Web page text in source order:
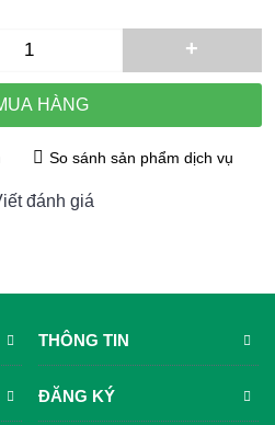
+
HÀNG
So sánh sản phẩm dịch vụ
đánh giá
THÔNG TIN
ĐĂNG KÝ